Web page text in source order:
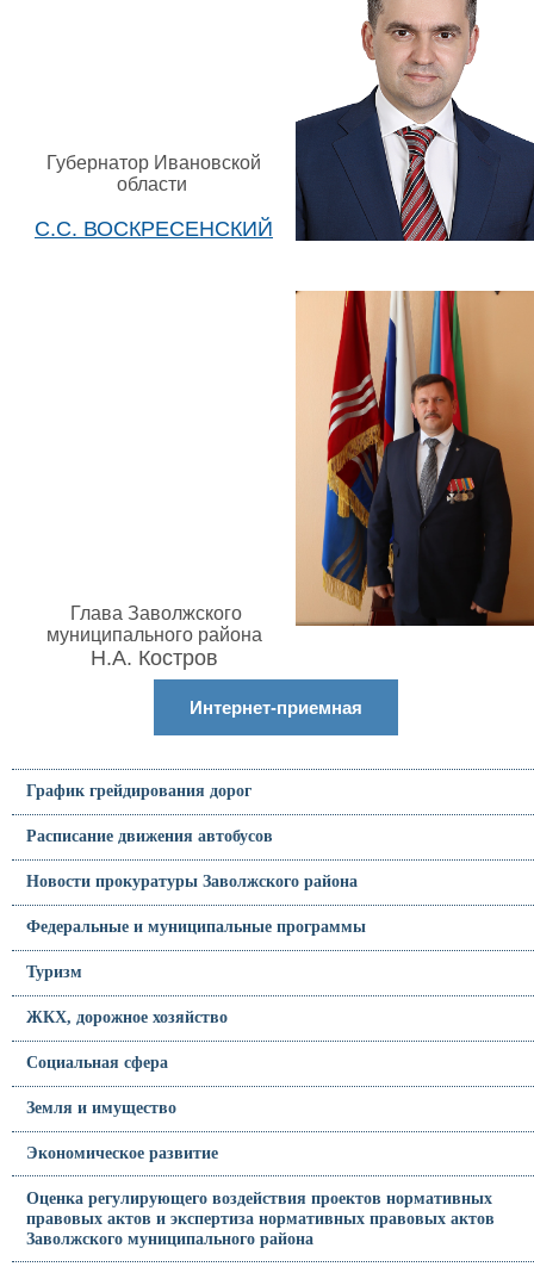
Губернатор Ивановской
области
С.С. ВОСКРЕСЕНСКИЙ
Глава Заволжского
муниципального района
Н.А. Костров
Интернет-приемная
График грейдирования дорог
Расписание движения автобусов
Новости прокуратуры Заволжского района
Федеральные и муниципальные программы
Туризм
ЖКХ, дорожное хозяйство
Социальная сфера
Земля и имущество
Экономическое развитие
Оценка регулирующего воздействия проектов нормативных
правовых актов и экспертиза нормативных правовых актов
Заволжского муниципального района